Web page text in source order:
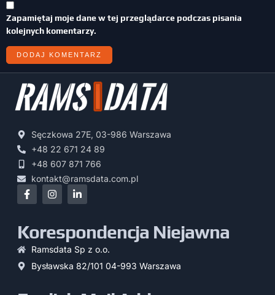
Zapamiętaj moje dane w tej przeglądarce podczas pisania
kolejnych komentarzy.
Sęczkowa 27E, 03-986 Warszawa
+48 22 671 24 89
+48 607 871 766
kontakt@ramsdata.com.pl
Korespondencja Niejawna
Ramsdata Sp z o.o.
Bysławska 82/101 04-993 Warszawa